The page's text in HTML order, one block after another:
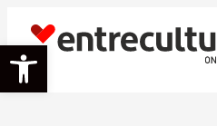
Abrir barra de herramientas